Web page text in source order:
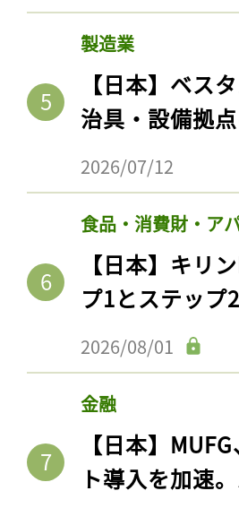
製造業
【日本】ベス
治具・設備拠
2026/07/12
食品・消費財・ア
【日本】キリ
プ1とステップ
2026/08/01
金融
【日本】
ト導入を加速